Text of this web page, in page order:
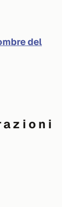
del